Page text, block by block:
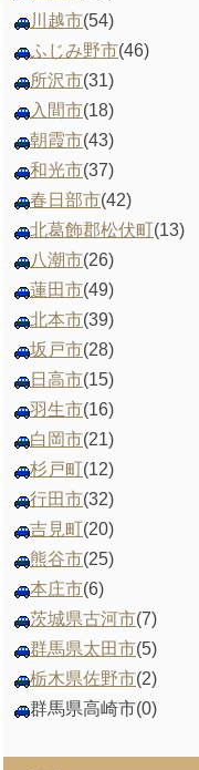
川越市(54)
ふじみ野市(46)
所沢市(31)
入間市(18)
朝霞市(43)
和光市(37)
春日部市(42)
北葛飾郡松伏町(13)
八潮市(26)
蓮田市(49)
北本市(39)
坂戸市(28)
日高市(15)
羽生市(16)
白岡市(21)
杉戸町(12)
行田市(32)
吉見町(20)
熊谷市(25)
本庄市(6)
茨城県古河市(7)
群馬県太田市(5)
栃木県佐野市(2)
群馬県高崎市(0)